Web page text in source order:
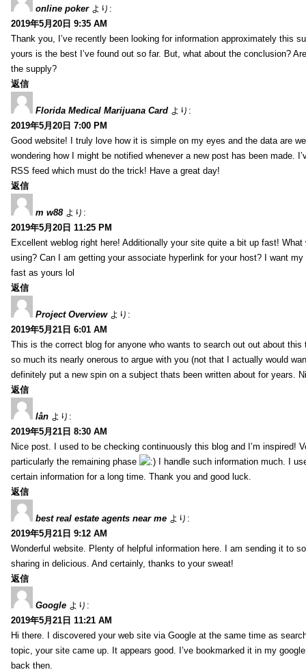
online poker より:
2019年5月20日 9:35 AM
Thank you, I’ve recently been looking for information approximately this
yours is the best I’ve found out so far. But, what about the conclusion?
the supply?
返信
Florida Medical Marijuana Card より:
2019年5月20日 7:00 PM
Good website! I truly love how it is simple on my eyes and the data are
wondering how I might be notified whenever a new post has been made.
RSS feed which must do the trick! Have a great day!
返信
m w88 より:
2019年5月20日 11:25 PM
Excellent weblog right here! Additionally your site quite a bit up fast! What
using? Can I am getting your associate hyperlink for your host? I want
fast as yours lol
返信
Project Overview より:
2019年5月21日 6:01 AM
This is the correct blog for anyone who wants to search out out about this
so much its nearly onerous to argue with you (not that I actually would
definitely put a new spin on a subject thats been written about for years.
返信
lån より:
2019年5月21日 8:30 AM
Nice post. I used to be checking continuously this blog and I’m inspired!
particularly the remaining phase
I handle such information much. I
certain information for a long time. Thank you and good luck.
返信
best real estate agents near me より:
2019年5月21日 9:12 AM
Wonderful website. Plenty of helpful information here. I am sending it to
sharing in delicious. And certainly, thanks to your sweat!
返信
Google より:
2019年5月21日 11:21 AM
Hi there. I discovered your web site via Google at the same time as
topic, your site came up. It appears good. I’ve bookmarked it in my
back then.